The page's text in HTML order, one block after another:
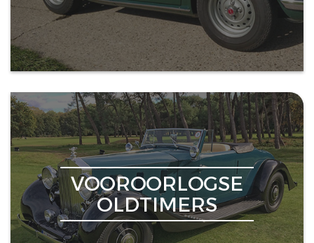
VOOROORLOGSE
OLDTIMERS